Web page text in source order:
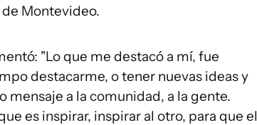
de Montevideo.
"Lo que me destacó a mí, fue
destacarme, o tener nuevas ideas y
mensaje a la comunidad, a la gente.
es inspirar, inspirar al otro, para que el